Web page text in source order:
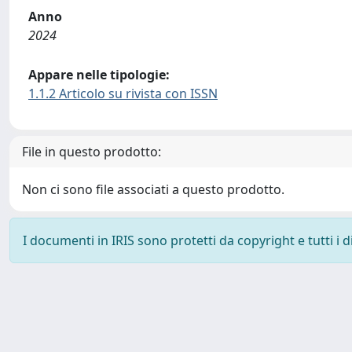
Anno
2024
Appare nelle tipologie:
1.1.2 Articolo su rivista con ISSN
File in questo prodotto:
Non ci sono file associati a questo prodotto.
I documenti in IRIS sono protetti da copyright e tutti i